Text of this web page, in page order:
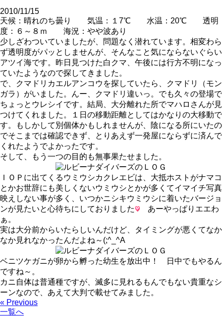
2010/11/15
天候：晴れのち曇り 気温：１7℃ 水温：20℃ 透明
度：６～８ｍ 海況：やや波あり
少しざわついていましたが、問題なく潜れています。相変わら
ず透明度がパッとしませんが、そんなこと気にならないぐらい
アツイ海です。昨日見つけた白クマ、午後には行方不明になっ
ていたようなので探してきました。
で、クマドリカエルアンコウを探していたら、クマドリ（モン
ガラ）がいました。んー、クマドリ違いっ。でも久々の登場で
ちょっとウレシイです。結局、大分離れた所でマハロさんが見
つけてくれました。１日の移動距離としてはかなりの大移動で
す。もしかして別個体かもしれませんが、陰になる所にいたの
でそこまでは確認できず、とりあえず一発屋にならずに済んで
くれたようでよかったです。
そして、もう一つの目的も無事果たせました。
ＩＯＰに出てくるウミウシカクレエビは、大抵ホストがナマコ
とかお世辞にも美しくないウミウシとかが多くてイマイチ写真
映えしない事が多く、いつかニシキウミウシに着いたバージョ
ンが見たいと心待ちにしておりました
あーやっぱりエエわ
ぁ。
実は大分前からいたらしいんだけど、タイミングが悪くてなか
なか見れなかったんだよね～(;^_^A
ベニツケガニが卵から孵った幼生を放出中！ 日中でもやるん
ですね～。
カニ自体は普通種ですが、滅多に見れるもんでもない貴重なシ
ーンなので、あえて大判で載せてみました。
« Previous
一覧へ